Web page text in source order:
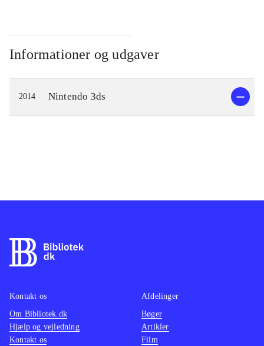
Informationer og udgaver
2014 Nintendo 3ds
Kontakt os
Om Bibliotek.dk
Hjælp og vejledning
Kontakt os
Afdelinger
Bøger
Artikler
Film